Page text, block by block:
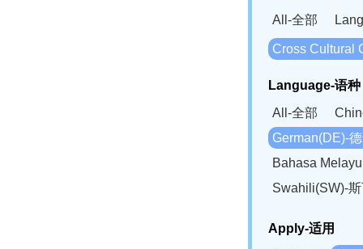
All-全部
Cross Cultural
Language-语种
All-全部
German(DE)-
Bahasa
Swahili(SW)-
Apply-适用